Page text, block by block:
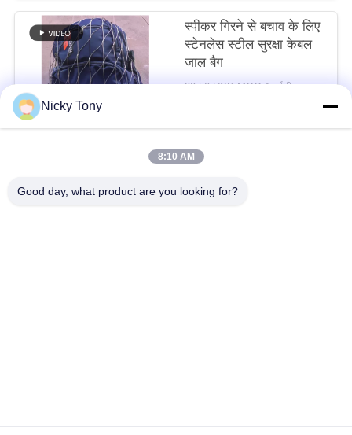
स्पीकर गिरने से बचाव के लिए
स्टेनलेस स्टील सुरक्षा केबल
जाल बैग
20-50 USD MOQ:1 वर्गमीटर
लोकप्रिय श्रेणियां
Nicky Tony
8:10 AM
Good day, what product are you looking for?